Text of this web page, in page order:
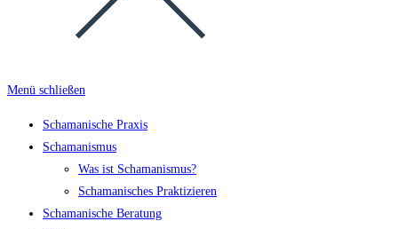
Menü schließen
Schamanische Praxis
Schamanismus
Was ist Schamanismus?
Schamanisches Praktizieren
Schamanische Beratung